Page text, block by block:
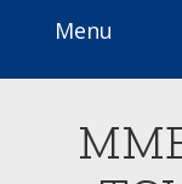
Menu